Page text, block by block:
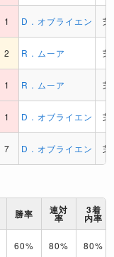
1 D．オブライエン 芝
2 R．ムーア 芝
1 R．ムーア 芝
1 D．オブライエン 芝
7 D．オブライエン 芝
勝率 連対
率
3着
内率
60% 80% 80%